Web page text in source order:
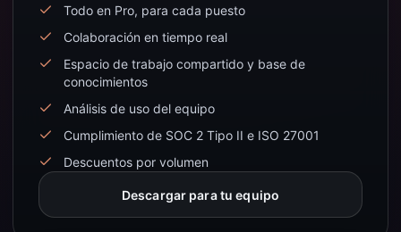
Todo en Pro, para cada puesto
Colaboración en tiempo real
Espacio de trabajo compartido y base de
conocimientos
Análisis de uso del equipo
Cumplimiento de SOC 2 Tipo II e ISO 27001
Descuentos por volumen
Descargar para tu equipo